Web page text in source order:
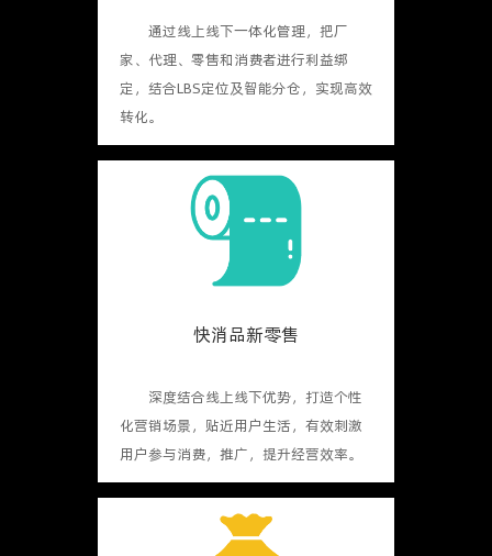
通过线上线下一体化管理，把厂
家、代理、零售和消费者进行利益绑
定，结合LBS定位及智能分仓，实现高效
转化。
快消品新零售
深度结合线上线下优势，打造个性
化营销场景，贴近用户生活，有效刺激
用户参与消费，推广，提升经营效率。